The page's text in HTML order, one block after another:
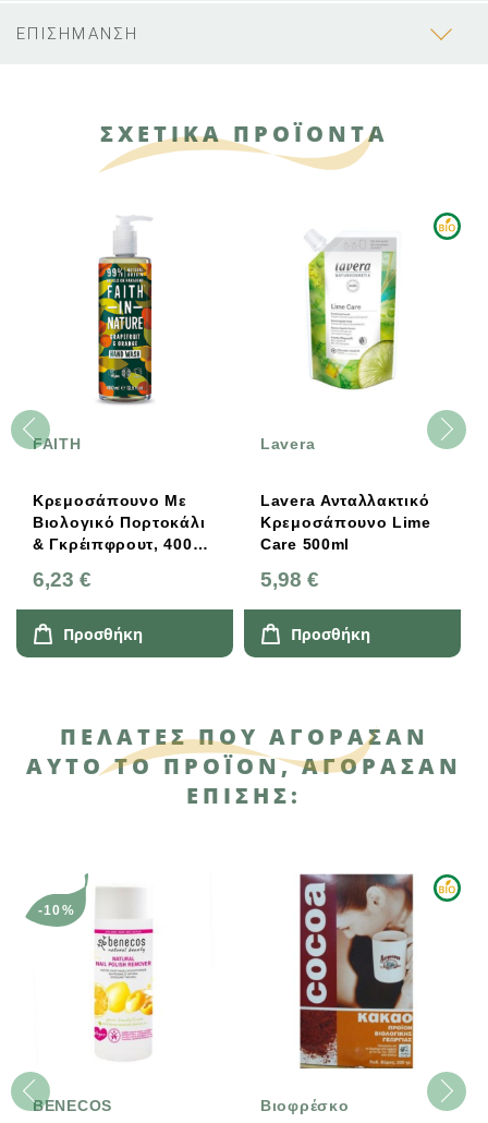
ΕΠΙΣΗΜΑΝΣΗ
ΣΧΕΤΙΚΑ ΠΡΟΪΟΝΤΑ
FAITH
Κρεμοσάπουνο Με
Βιολογικό Πορτοκάλι
& Γκρέιπφρουτ, 400
6,23 €
Προσθήκη
Lavera
Lavera Ανταλλακτικό
Κρεμοσάπουνο Lime
Care 500ml
5,98 €
Προσθήκη
ΠΕΛΆΤΕΣ ΠΟΥ ΑΓΌΡΑΣΑΝ
ΑΥΤΌ ΤΟ ΠΡΟΪΌΝ, ΑΓΌΡΑΣΑΝ
ΕΠΊΣΗΣ:
BENECOS
-10%
Βιοφρέσκο